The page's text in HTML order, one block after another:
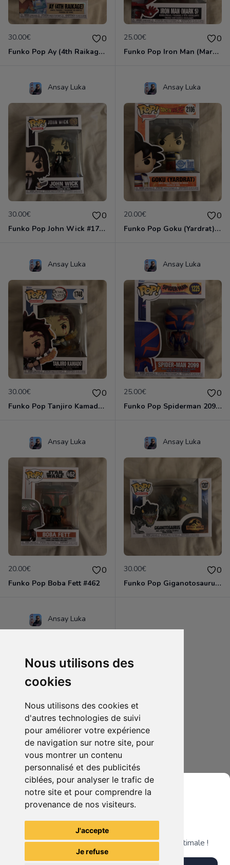
Nous utilisons des
cookies
Nous utilisons des cookies et
d'autres technologies de suivi
pour améliorer votre expérience
de navigation sur notre site, pour
vous montrer un contenu
personnalisé et des publicités
ciblées, pour analyser le trafic de
notre site et pour comprendre la
provenance de nos visiteurs.
J'accepte
Je refuse
30.00€ 0
Funko Pop Ay (4th Raikage) #2098
25.00€ 0
Funko Pop Iron Man (Mark 5) #1474
Ansay Luka
30.00€ 0
Funko Pop John Wick #1763
Ansay Luka
20.00€ 0
Funko Pop Goku (Yardrat) #2106
Ansay Luka
30.00€ 0
Funko Pop Tanjiro Kamado #1748
Ansay Luka
25.00€ 0
Funko Pop Spiderman 2099 #1225
Ansay Luka
20.00€ 0
Funko Pop Boba Fett #462
Ansay Luka
30.00€ 0
Funko Pop Giganotosaurus #1207
Ansay Luka
45.00€ 0
Funko Pop Kyojuro Rengoku 9th form #1856
Voir tous les articles du vendeur
Grenier du Geek
Télécharge notre app pour une expérience optimale !